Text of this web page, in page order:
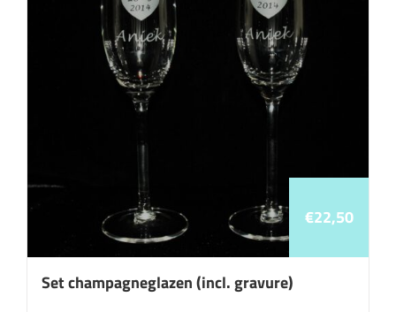
Set champagneglazen (incl. gravure)
€22,50